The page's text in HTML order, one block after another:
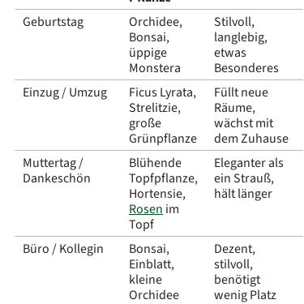
Geburtstag
Orchidee,
Bonsai,
üppige
Monstera
Stilvoll,
langlebig,
etwas
Besonderes
Einzug / Umzug
Ficus Lyrata,
Strelitzie,
große
Grünpflanze
Füllt neue
Räume,
wächst mit
dem Zuhause
Muttertag /
Dankeschön
Blühende
Topfpflanze,
Hortensie,
Rosen im
Topf
Eleganter als
ein Strauß,
hält länger
Büro / Kollegin
Bonsai,
Einblatt,
kleine
Orchidee
Dezent,
stilvoll,
benötigt
wenig Platz